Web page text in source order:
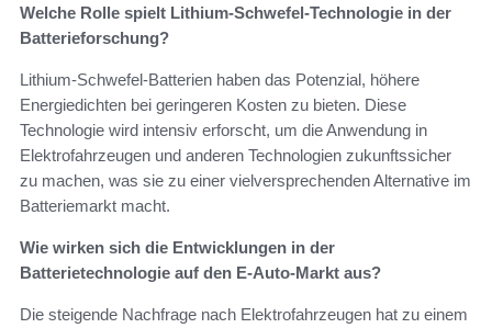
Welche Rolle spielt Lithium-Schwefel-Technologie in der
Batterieforschung?
Lithium-Schwefel-Batterien haben das Potenzial, höhere
Energiedichten bei geringeren Kosten zu bieten. Diese
Technologie wird intensiv erforscht, um die Anwendung in
Elektrofahrzeugen und anderen Technologien zukunftssicher
zu machen, was sie zu einer vielversprechenden Alternative im
Batteriemarkt macht.
Wie wirken sich die Entwicklungen in der
Batterietechnologie auf den E-Auto-Markt aus?
Die steigende Nachfrage nach Elektrofahrzeugen hat zu einem